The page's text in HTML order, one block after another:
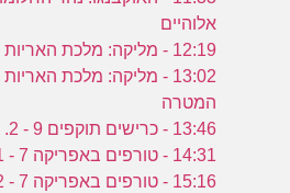
אלוהיים
12:19 - מליקה: מלכת האריות - 1. מוות מידפק
המטרה
13:46 - כרישים תוקפים 9 - 2. סיוט בניו יורק
14:31 - טורפים באפריקה 7 - 1. ביצות
15:16 - טורפים באפריקה 7 - 2. אוקיינוסים